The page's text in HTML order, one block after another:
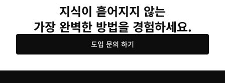
지식이 흩어지지 않는
가장 완벽한 방법을 경험하세요.
도입 문의 하기